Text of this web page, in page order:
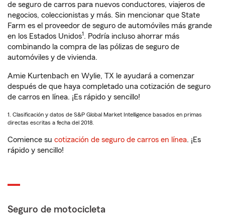
de seguro de carros para nuevos conductores, viajeros de
negocios, coleccionistas y más. Sin mencionar que State
Farm es el proveedor de seguro de automóviles más grande
en los Estados Unidos1. Podría incluso ahorrar más
combinando la compra de las pólizas de seguro de
automóviles y de vivienda.
Amie Kurtenbach en Wylie, TX le ayudará a comenzar
después de que haya completado una cotización de seguro
de carros en línea. ¡Es rápido y sencillo!
1. Clasificación y datos de S&P Global Market Intelligence basados en primas
directas escritas a fecha del 2018.
Comience su cotización de seguro de carros en línea. ¡Es
rápido y sencillo!
Seguro de motocicleta